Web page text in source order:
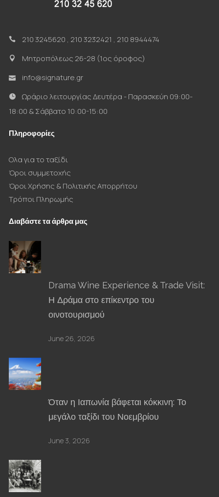
210 3245620 , 210 3232421 , 210 8944474
Μητροπόλεως 26-28 (1ος όροφος)
info@signature.gr
Ωράριο λειτουργίας Δευτέρα - Παρασκεύη 09:00-
18:00 & Σάββατο 10:00-15:00
Πληροφορίες
Ολα για το ταξίδι
Όροι συμμετοχής
Όροι Χρήσης & Πολιτικής Απορρήτου
Τρόποι Πληρωμής
Διαβάστε τα άρθρα μας
Drama Wine Experience & Trade Visit:
Η Δράμα στο επίκεντρο του
οινοτουρισμού
June 26, 2026
Όταν η Ιαπωνία βάφεται κόκκινη: Το
μεγάλο ταξίδι του Νοεμβρίου
June 3, 2026